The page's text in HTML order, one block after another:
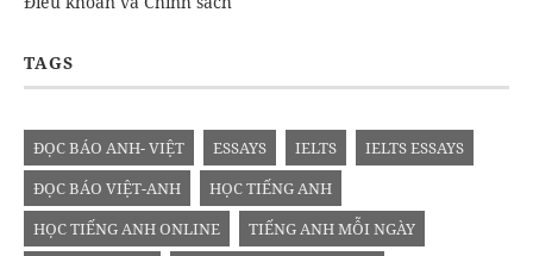
TAGS
ĐỌC BÁO ANH- VIỆT ESSAYS IELTS
IELTS ESSAYS
ĐỌC BÁO VIỆT-ANH
HỌC TIẾNG ANH
HỌC TIẾNG ANH ONLINE
TIẾNG ANH MỖI NGÀY